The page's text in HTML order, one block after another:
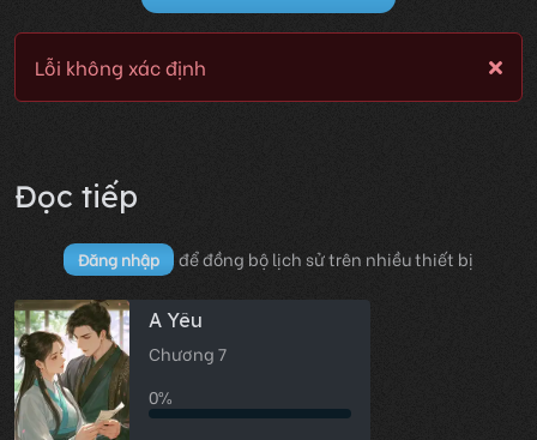
Lỗi không xác định
Đọc tiếp
Đăng nhập để đồng bộ lịch sử trên nhiều thiết bị
A Yêu
Chương 7
0%